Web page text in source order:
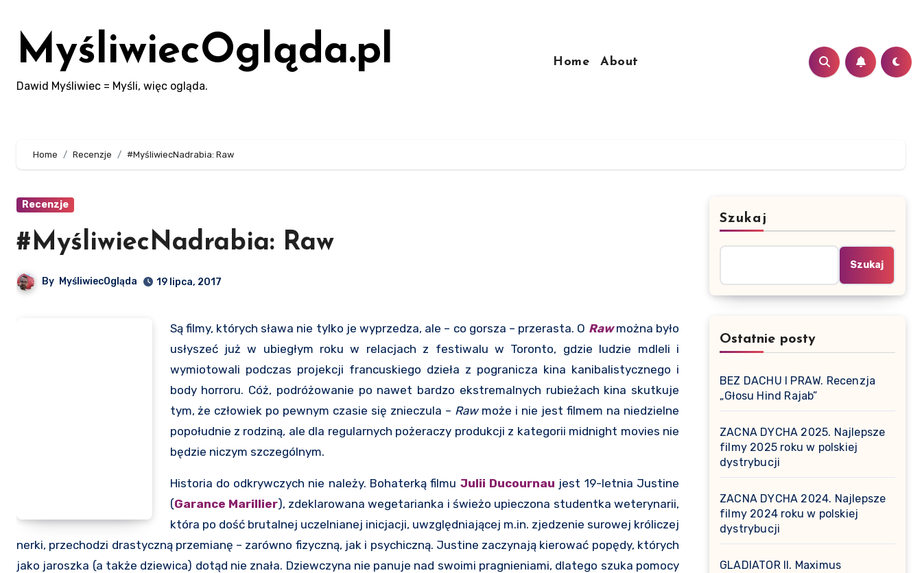
contentMyśliwiecOgląda.pl
Dawid Myśliwiec = Myśli, więc ogląda.
Home About
Home Recenzje #MyśliwiecNadrabia: Raw
Recenzje
#MyśliwiecNadrabia: Raw
By MyśliwiecOgląda 19 lipca, 2017
Są filmy, których sława nie tylko je wyprzedza, ale – co gorsza – przerasta. O Rawmożna było
usłyszeć już w ubiegłym roku w relacjach z festiwalu w Toronto, gdzie ludzie mdleli i
wymiotowali podczas projekcji francuskiego dzieła z pogranicza kina kanibalistycznego i
body horroru. Cóż, podróżowanie po nawet bardzo ekstremalnych rubieżach kina skutkuje
tym, że człowiek po pewnym czasie się znieczula – Raw może i nie jest filmem na niedzielne
popołudnie z rodziną, ale dla regularnych pożeraczy produkcji z kategorii midnight movies nie
będzie niczym szczególnym.
Historia do odkrywczych nie należy. Bohaterką filmu Julii Ducournau jest 19-letnia Justine
(Garance Marillier), zdeklarowana wegetarianka i świeżo upieczona studentka weterynarii,
która po dość brutalnej uczelnianej inicjacji, uwzględniającej m.in. zjedzenie surowej króliczej
nerki, przechodzi drastyczną przemianę – zarówno fizyczną, jak i psychiczną. Justine zaczynają kierować popędy, których
jako jaroszka (a także dziewica) dotąd nie znała. Dziewczyna nie panuje nad swoimi pragnieniami, dlatego szuka pomocy
Szukaj
Szukaj
Ostatnie posty
BEZ DACHU I PRAW. Recenzja
„Głosu Hind Rajab”
ZACNA DYCHA 2025. Najlepsze
filmy 2025 roku w polskiej
dystrybucji
ZACNA DYCHA 2024. Najlepsze
filmy 2024 roku w polskiej
dystrybucji
GLADIATOR II. Maximus